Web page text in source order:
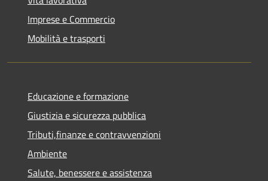
Imprese e Commercio
Mobilità e trasporti
Educazione e formazione
Giustizia e sicurezza pubblica
Tributi,finanze e contravvenzioni
Ambiente
Salute, benessere e assistenza